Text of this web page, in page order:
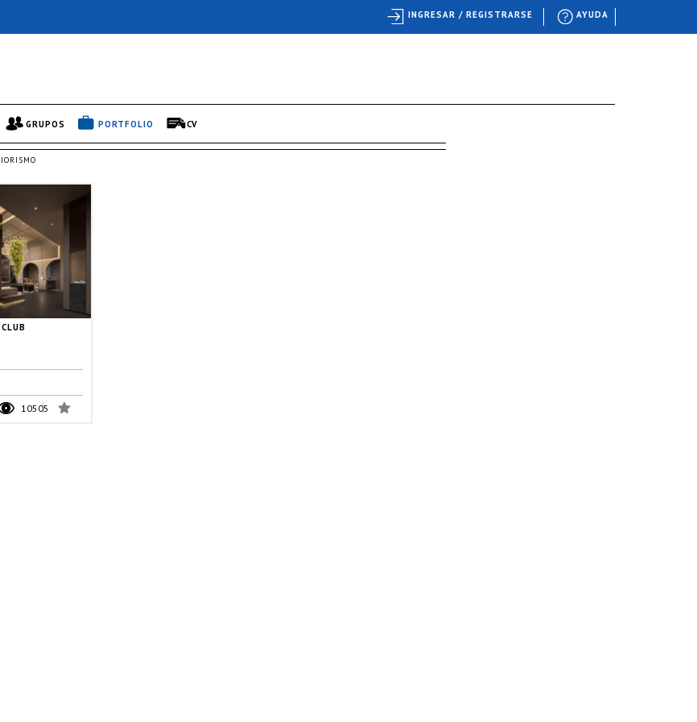
GRUPOS PORTFOLIO CV
10505
AYUDA
INGRESAR / REGISTRARSE